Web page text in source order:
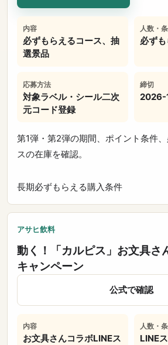
内容
必ずもらえるコース、抽
選景品
人数・
必ず
応募方法
対象ラベル・シール二次
元コード登録
締切
2026-
第1弾・第2弾の期間、ポイント条件
スの在庫を確認。
長期必ずもらえる購入条件
アサヒ飲料
動く！「カルピス」お文具さ
キャンペーン
公式で確認
内容
お文具さんコラボLINEス
人数・
LINE